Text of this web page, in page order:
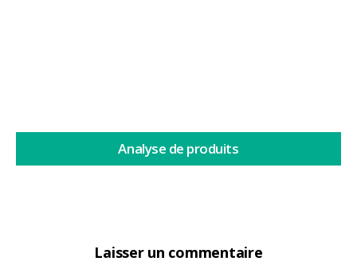
Laisser un commentaire
Analyse de produits